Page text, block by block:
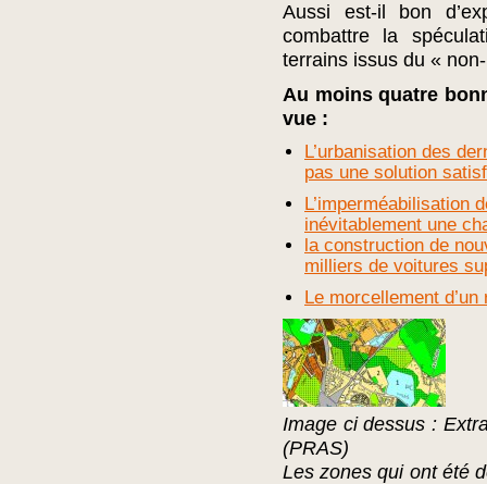
Aussi est-il bon
combattre la
terrains issus du «
Au moins quatre
vue :
L’urbanisation des
pas une solution
L’imperméabilisation
inévitablement une
la construction de
milliers de voitures
Le morcellement
Image ci dessus :
(PRAS)
Les zones qui ont été